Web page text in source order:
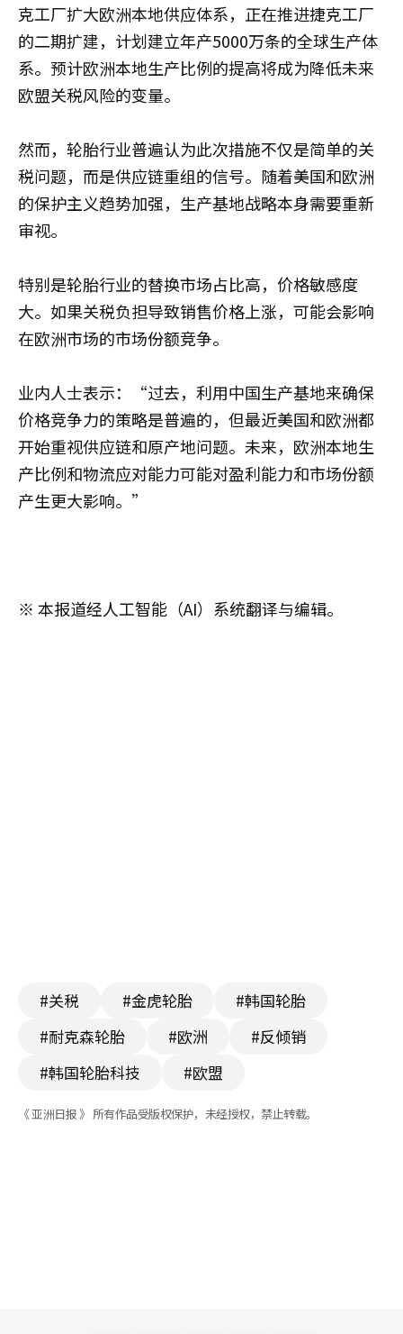
克工厂扩大欧洲本地供应体系，正在推进捷克工厂
的二期扩建，计划建立年产5000万条的全球生产体
系。预计欧洲本地生产比例的提高将成为降低未来
欧盟关税风险的变量。
然而，轮胎行业普遍认为此次措施不仅是简单的关
税问题，而是供应链重组的信号。随着美国和欧洲
的保护主义趋势加强，生产基地战略本身需要重新
审视。
特别是轮胎行业的替换市场占比高，价格敏感度
大。如果关税负担导致销售价格上涨，可能会影响
在欧洲市场的市场份额竞争。
业内人士表示：“过去，利用中国生产基地来确保
价格竞争力的策略是普遍的，但最近美国和欧洲都
开始重视供应链和原产地问题。未来，欧洲本地生
产比例和物流应对能力可能对盈利能力和市场份额
产生更大影响。”
※ 本报道经人工智能（AI）系统翻译与编辑。
#关税 #金虎轮胎
#韩国轮胎
#耐克森轮胎
#欧洲
#反倾销
#韩国轮胎科技
#欧盟
《 亚洲日报 》 所有作品受版权保护，未经授权，禁止转载。